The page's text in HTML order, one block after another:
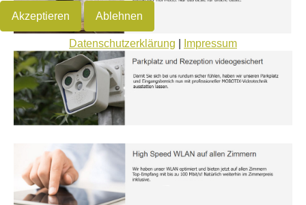
Akzeptieren Ablehnen
Datenschutzerklärung Impressum